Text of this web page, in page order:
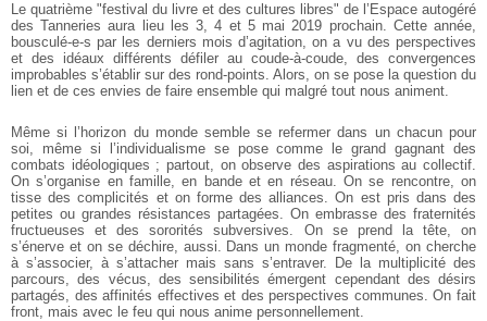
Le quatrième "festival du livre et des cultures libres" de l’Espace autogéré
des Tanneries aura lieu les 3, 4 et 5 mai 2019 prochain. Cette année,
bousculé-e-s par les derniers mois d’agitation, on a vu des perspectives
et des idéaux différents défiler au coude-à-coude, des convergences
improbables s’établir sur des rond-points. Alors, on se pose la question du
lien et de ces envies de faire ensemble qui malgré tout nous animent.
Même si l’horizon du monde semble se refermer dans un chacun pour
soi, même si l’individualisme se pose comme le grand gagnant des
combats idéologiques ; partout, on observe des aspirations au collectif.
On s’organise en famille, en bande et en réseau. On se rencontre, on
tisse des complicités et on forme des alliances. On est pris dans des
petites ou grandes résistances partagées. On embrasse des fraternités
fructueuses et des sororités subversives. On se prend la tête, on
s’énerve et on se déchire, aussi. Dans un monde fragmenté, on cherche
à s’associer, à s’attacher mais sans s’entraver. De la multiplicité des
parcours, des vécus, des sensibilités émergent cependant des désirs
partagés, des affinités effectives et des perspectives communes. On fait
front, mais avec le feu qui nous anime personnellement.